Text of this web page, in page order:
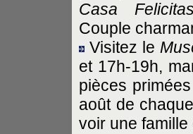
Casa Felicitas
Couple
Visitez le
et 17h-19h,
pièces
août de
voir une